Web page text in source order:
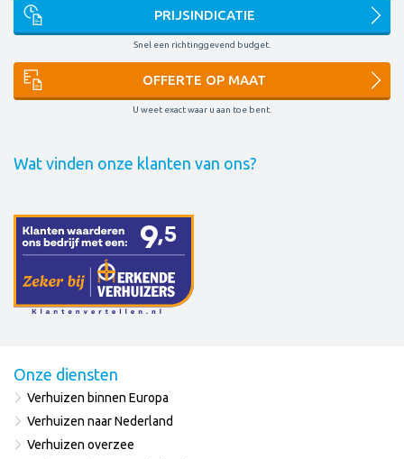
PRIJSINDICATIE
Snel een richtinggevend budget.
OFFERTE OP MAAT
U weet exact waar u aan toe bent.
Wat vinden onze klanten van ons?
Onze diensten
Verhuizen binnen Europa
Verhuizen naar Nederland
Verhuizen overzee